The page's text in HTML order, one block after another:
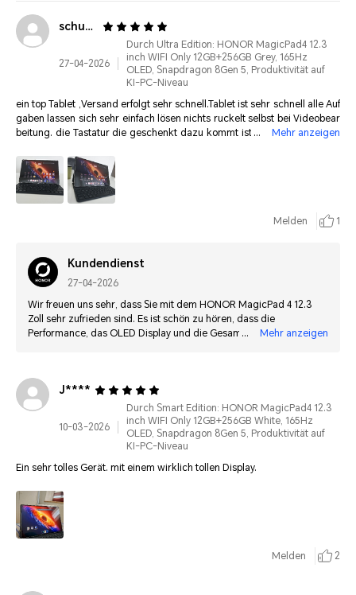
schu****@petalmail.com
27-04-2026
Durch Ultra Edition: HONOR MagicPad4 12.3
inch WIFI Only 12GB+256GB Grey, 165Hz
OLED, Snapdragon 8Gen 5, Produktivität auf
KI-PC-Niveau
ein top Tablet ,Versand erfolgt sehr schnell.Tablet ist sehr schnell alle Auf
gaben lassen sich sehr einfach lösen nichts ruckelt selbst bei Videobear
beitung. die Tastatur die geschenkt dazu kommt ist auch sehr bequem
t auch ein traum.bin sehr zufrieden und kann es nur weiter empfehlen.
Mehr anzeigen
Melden 1
Kundendienst
27-04-2026
Wir freuen uns sehr, dass Sie mit dem HONOR MagicPad 4 12.3
Zoll sehr zufrieden sind. Es ist schön zu hören, dass die
Performance, das OLED Display und die Gesamtbedienung Ihren
Mehr anzeigen
J****
10-03-2026
Durch Smart Edition: HONOR MagicPad4 12.3
inch WIFI Only 12GB+256GB White, 165Hz
OLED, Snapdragon 8Gen 5, Produktivität auf
KI-PC-Niveau
Ein sehr tolles Gerät. mit einem wirklich tollen Display.
Melden 2